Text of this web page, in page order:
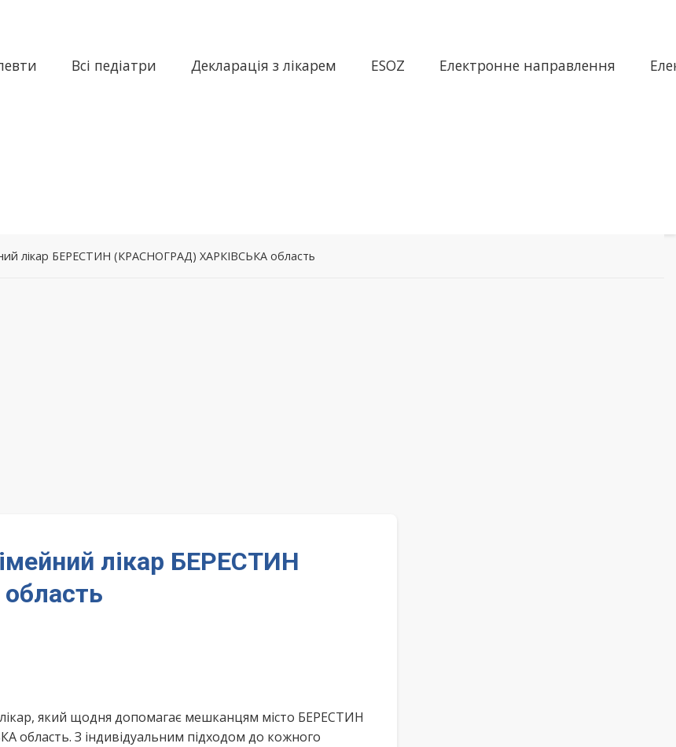
Всі педіатри Декларація з лікарем ESOZ Електронне направлення
лікар БЕРЕСТИН (КРАСНОГРАД) ХАРКІВСЬКА область
лікар БЕРЕСТИН
який щодня допомагає мешканцям місто БЕРЕСТИН
З індивідуальним підходом до кожного